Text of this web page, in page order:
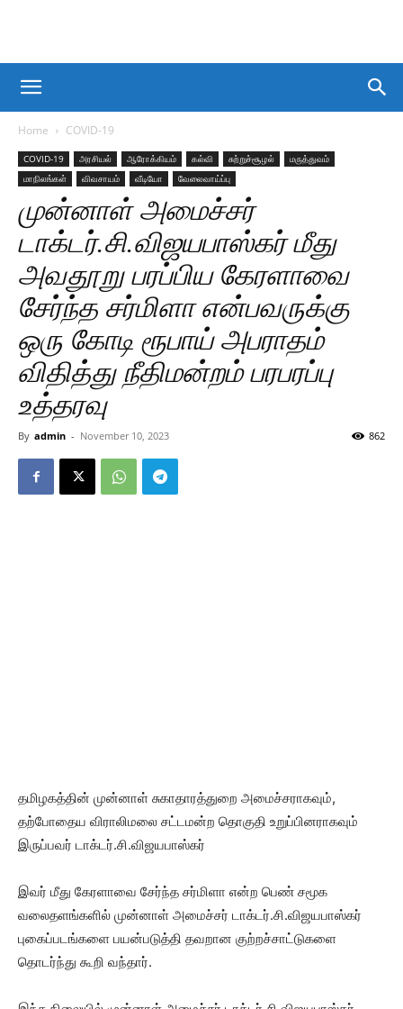
Home COVID-19
COVID-19 அரசியல் ஆரோக்கியம் கல்வி சுற்றுச்சூழல்
மருத்துவம்
மாநிலங்கள்
விவசாயம் வீடியோ வேலைவாய்ப்பு
முன்னாள் அமைச்சர்
டாக்டர்.சி.விஜயபாஸ்கர் மீது
அவதூறு பரப்பிய கேரளாவை
சேர்ந்த சர்மிளா என்பவருக்கு
ஒரு கோடி ரூபாய் அபராதம்
விதித்து நீதிமன்றம் பரபரப்பு
உத்தரவு
By admin - November 10, 2023 862
தமிழகத்தின் முன்னாள் சுகாதாரத்துறை அமைச்சராகவும்,
தற்போதைய விராலிமலை சட்டமன்ற தொகுதி உறுப்பினராகவும்
இருப்பவர் டாக்டர்.சி.விஜயபாஸ்கர்
இவர் மீது கேரளாவை சேர்ந்த சர்மிளா என்ற பெண் சமூக
வலைதளங்களில் முன்னாள் அமைச்சர் டாக்டர்.சி.விஜயபாஸ்கர்
புகைப்படங்களை பயன்படுத்தி தவறான குற்றச்சாட்டுகளை
தொடர்ந்து கூறி வந்தார்.